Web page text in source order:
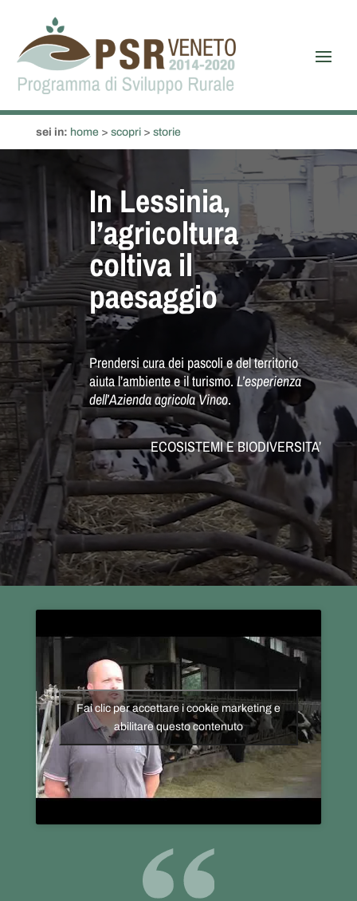
sei in: home> scopri> storie
In Lessinia,
l’agricoltura
coltiva il
paesaggio
Prendersi cura dei pascoli e del territorio
aiuta l’ambiente e il turismo.L’esperienza
dell’Azienda agricola Vinco.
ECOSISTEMI E BIODIVERSITA’
Fai clic per accettare i cookie marketing e
abilitare questo contenuto